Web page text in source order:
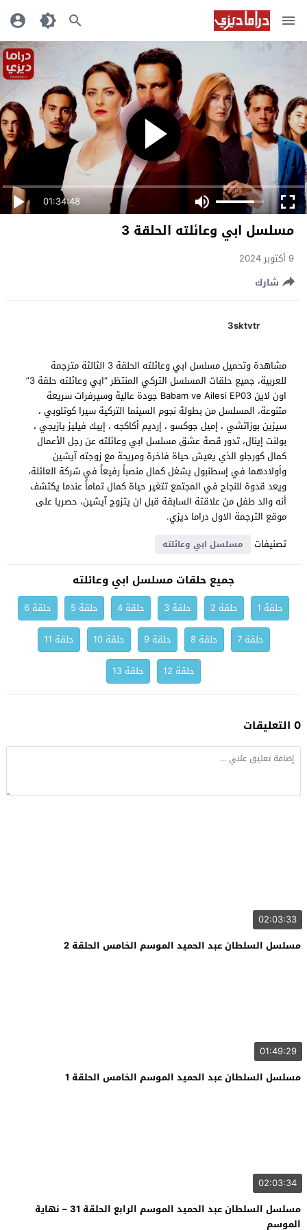
01:34:48
مسلسل ابي وعائلته الحلقة 3
9 أكتوبر 2024
شارك
3sktvtr
مشاهدة وتحميل مسلسل ابي وعائلته الحلقة 3 الثالثة مترجمة
للعربية، جميع حلقات المسلسل التركي المنتظر “ابي وعائلته حلقة 3”
اون لاين Babam ve Ailesi EP03 جودة عالية وسيرفرات سريعة
متنوعة، المسلسل من بطولة نجوم السينما التركية سيرا كوتلوبي ،
سيزين بوزاتشي ، إميل جوكسو ، إرديم أكاكجه ، إيبك فيليز يازيجي ،
بولنت إينال، تدور قصة عشق مسلسل ابي وعائلته عن رجل الأعمال
كمال كورجلو الذي يعيش حياة فاخرة ومريحة مع زوجته آيشين
وأولادهما في إسطنبول يشغل كمال منصباً رفيعاً في شركة العائلة،
ويعد قدوة للنجاح في المجتمع تتغير حياة كمال تماماً عندما يكتشف
أنه والد طفل من علاقتة السابقة قبل ان يتزوج آيشين، حصريا على
موقع الترجمة الاول دراما ديزي.
تصنيفات
مسلسل ابي وعائلته
جميع حلقات مسلسل ابي وعائلته
حلقة 1 حلقة 2 حلقة 3 حلقة 4 حلقة 5
حلقة 6
حلقة 7
حلقة 8 حلقة 9 حلقة 10
حلقة 11
حلقة 12
حلقة 13
0 التعليقات
02:03:33
مسلسل السلطان عبد الحميد الموسم الخامس الحلقة 2
01:49:29
مسلسل السلطان عبد الحميد الموسم الخامس الحلقة 1
02:03:34
مسلسل السلطان عبد الحميد الموسم الرابع الحلقة 31 – نهاية
الموسم